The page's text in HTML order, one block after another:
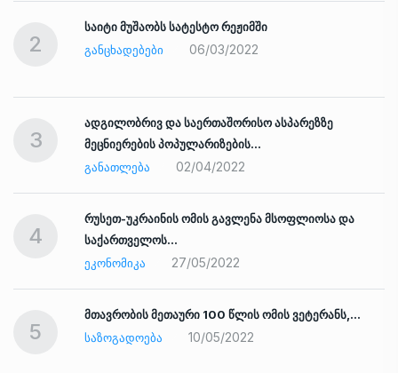
2
საიტი მუშაობს სატესტო რეჟიმში
ᲒᲐᲜᲪᲮᲐᲓᲔᲑᲔᲑᲘ
06/03/2022
3
ადგილობრივ და საერთაშორისო ასპარეზზე
მეცნიერების პოპულარიზების…
ᲒᲐᲜᲐᲗᲚᲔᲑᲐ
02/04/2022
4
რუსეთ-უკრაინის ომის გავლენა მსოფლიოსა და
საქართველოს…
ᲔᲙᲝᲜᲝᲛᲘᲙᲐ
27/05/2022
5
მთავრობის მეთაური 100 წლის ომის ვეტერანს,…
ᲡᲐᲖᲝᲒᲐᲓᲝᲔᲑᲐ
10/05/2022